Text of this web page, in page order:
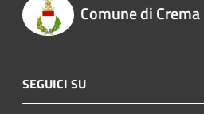
Comune di Crema
SEGUICI SU